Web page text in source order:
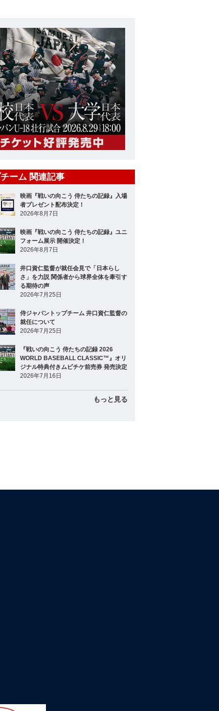
チーム 関連記事
映画『戦いの向こう 侍たちの記録』入場
者プレゼント配布決定！
2026年8月7日
映画『戦いの向こう 侍たちの記録』ユニ
フォーム展示 開催決定！
2026年8月7日
井口資仁監督が就任会見で「日本らし
さ」を力説 関係者から球界全体を牽引す
る期待の声
2026年7月25日
侍ジャパントップチーム 井口資仁監督の
就任について
2026年7月25日
『戦いの向こう 侍たちの記録 2026
WORLD BASEBALL CLASSIC™』オリ
ジナル特典付きムビチケ前売券 発売決定
2026年7月16日
もっと見る